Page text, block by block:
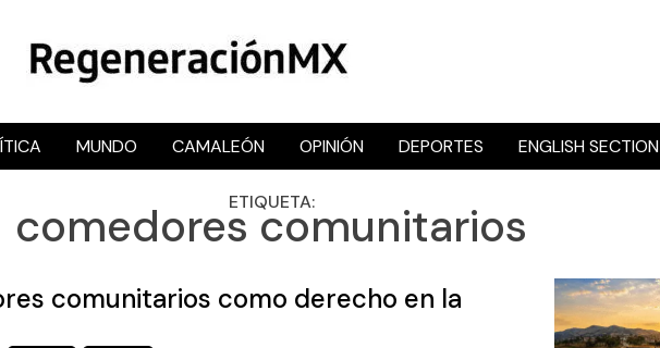
RegeneraciónMX
Sitio de noticias libre e independiente
MUNDO CAMALEÓN OPINIÓN DEPORTES ENGLISH SECTION
ETIQUETA:
comedores comunitarios
comunitarios como derecho en la